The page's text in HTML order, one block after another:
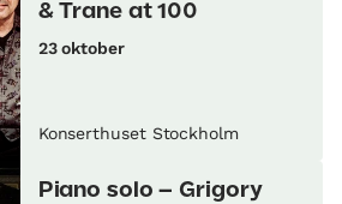
& Trane at 100
23 oktober
Konserthuset Stockholm
Piano solo – Grigory